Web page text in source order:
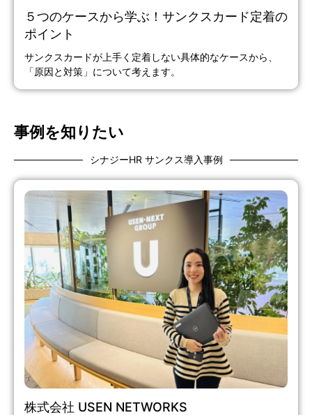
５つのケースから学ぶ！サンクスカード定着の
ポイント
サンクスカードが上手く定着しない具体的なケースから、
「原因と対策」について考えます。
事例を知りたい
シナジーHR サンクス導入事例
株式会社 USEN NETWORKS